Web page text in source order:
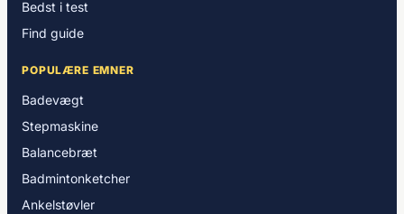
Bedst i test
Find guide
POPULÆRE EMNER
Badevægt
Stepmaskine
Balancebræt
Badmintonketcher
Ankelstøvler